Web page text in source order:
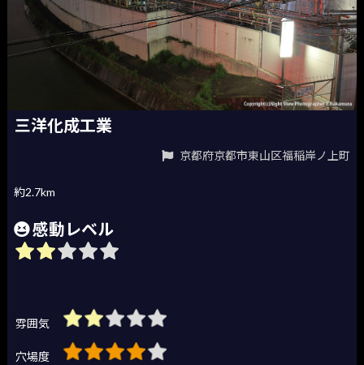
三洋化成工業
京都府京都市東山区福稲岸ノ上町
約2.7km
感動レベル
雰囲気
穴場度